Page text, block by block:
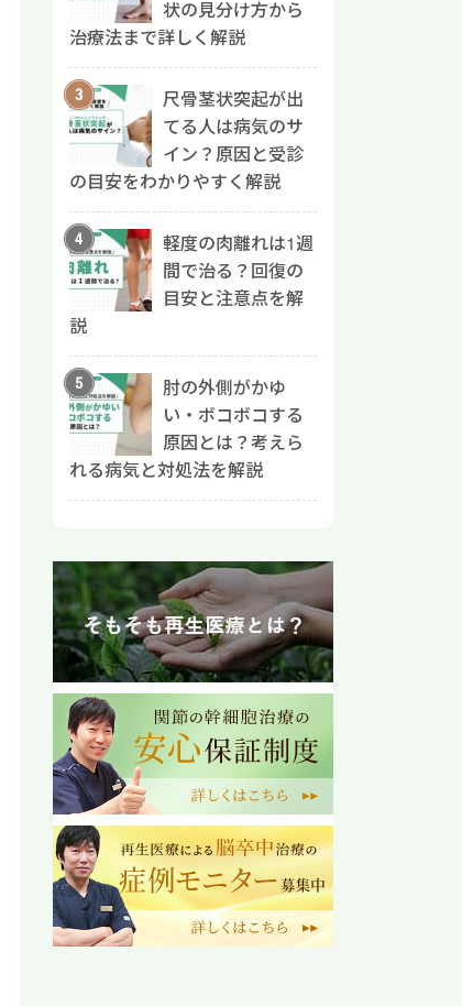
状の見分け方から
治療法まで詳しく解説
尺骨茎状突起が出
てる人は病気のサ
イン？原因と受診
の目安をわかりやすく解説
軽度の肉離れは1週
間で治る？回復の
目安と注意点を解
説
肘の外側がかゆ
い・ボコボコする
原因とは？考えら
れる病気と対処法を解説